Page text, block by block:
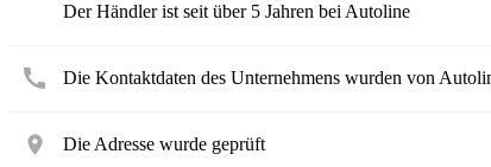
Der Händler ist seit über 5 Jahren bei Autoline
Die Kontaktdaten des Unternehmens wurden von
Die Adresse wurde geprüft